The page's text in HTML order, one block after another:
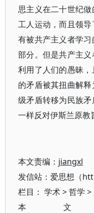
思主义在二十世纪
工人运动，而且领
有被共产主义者学
部分。但是共产主
利用了人们的愚昧
的矛盾被其扭曲解
级矛盾转移为民族
一样反对伊斯兰原教
本文责编： jiangxl
发信站：爱思想（
栏目： 学术>哲学 >
本